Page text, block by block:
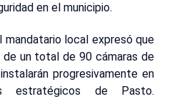
en el municipio.
mandatario local expresó que
un total de 90 cámaras de
progresivamente en
estratégicos de Pasto.